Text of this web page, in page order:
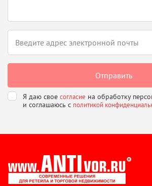
Я даю свое согласие на обработку
и соглашаюсь с политикой